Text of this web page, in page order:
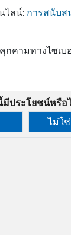
ไลน์: การสนับ
กคามทางไซเบ
ประโยชน์หรือ
ไม่ใช่